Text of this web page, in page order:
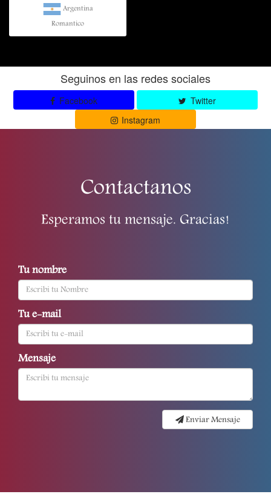
Argentina
Romantico
Seguinos en las redes sociales
Facebook
Twitter
Instagram
Contactanos
Esperamos tu mensaje. Gracias!
Tu nombre
Tu e-mail
Mensaje
Enviar Mensaje